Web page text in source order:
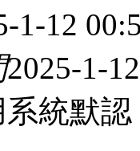
1-12
2025-1-
統默認